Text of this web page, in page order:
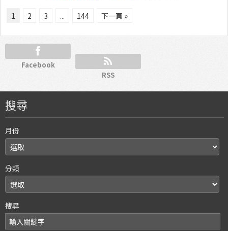
1 2 3 ... 144 下一頁 »
Facebook
RSS
搜尋
月份
分類
搜尋